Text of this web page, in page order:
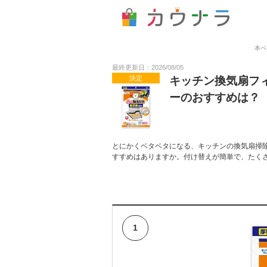
本
最終更新日：2026/08/05
決定
キッチン換気扇フ
ーのおすすめは？
とにかくベタベタになる、キッチンの換気扇
すすめはありますか。付け替えが簡単で、た
1